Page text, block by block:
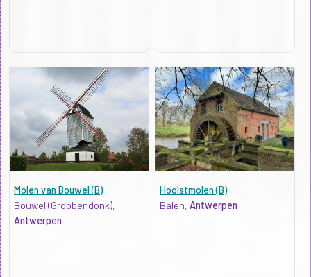
Molen van Bouwel (B)
Bouwel (Grobbendonk),
Antwerpen
Hoolstmolen (B)
Balen,Antwerpen